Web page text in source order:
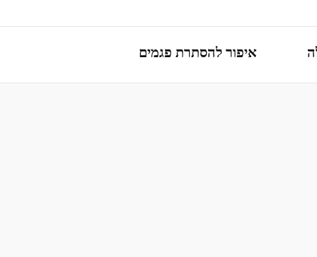
איפור להסתרת פגמים